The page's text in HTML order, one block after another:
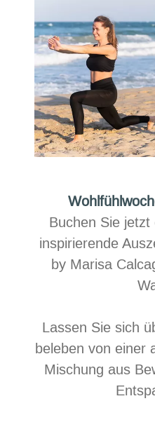
Buchen Sie
inspirierende
by Marisa
Lassen Sie sich
beleben von einer
Mischung aus